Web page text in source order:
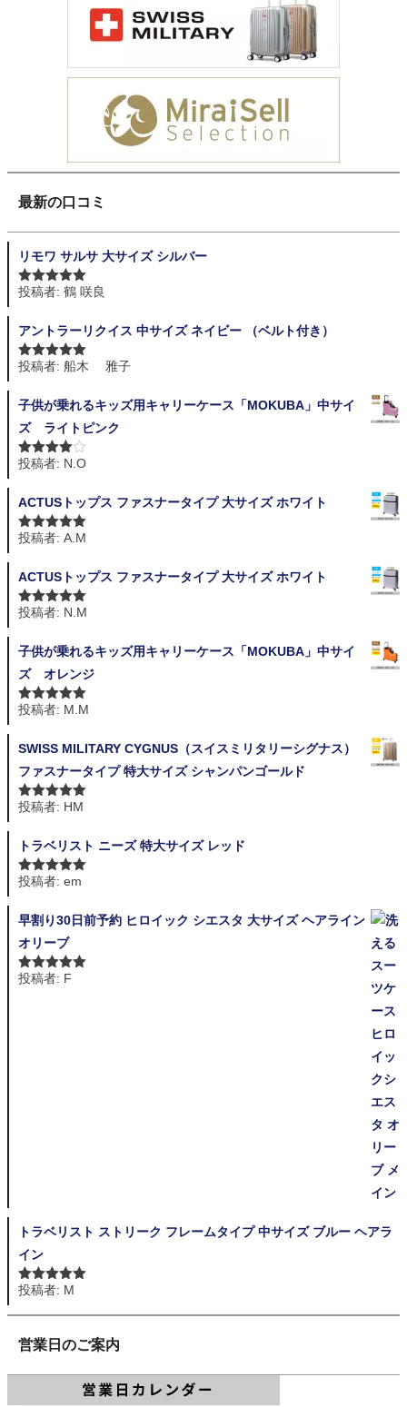
最新の口コミ
リモワ サルサ 大サイズ シルバー
5段階中 5の
投稿者: 鶴 咲良
アントラーリクイス 中サイズ ネイビー （ベルト付き）
5段階中 5の
投稿者: 船木 雅子
子供が乗れるキッズ用キャリーケース「MOKUBA」中サイ
ズ ライトピンク
5段階中 4
投稿者: N.O
ACTUSトップス ファスナータイプ 大サイズ ホワイト
5段階中 5の
投稿者: A.M
ACTUSトップス ファスナータイプ 大サイズ ホワイト
5段階中 5の
投稿者: N.M
子供が乗れるキッズ用キャリーケース「MOKUBA」中サイ
ズ オレンジ
5段階中 5の
投稿者: M.M
SWISS MILITARY CYGNUS（スイスミリタリーシグナス）
ファスナータイプ 特大サイズ シャンパンゴールド
5段階中 5の
投稿者: HM
トラベリスト ニーズ 特大サイズ レッド
5段階中 5の
投稿者: em
早割り30日前予約 ヒロイック シエスタ 大サイズ ヘアライン
オリーブ
5段階中 5の
投稿者: F
トラベリスト ストリーク フレームタイプ 中サイズ ブルー ヘアラ
イン
5段階中 5の
投稿者: M
営業日のご案内